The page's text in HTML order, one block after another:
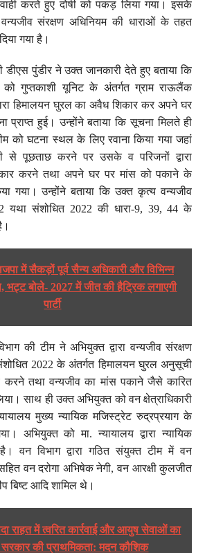
करते हुए दोषी को पकड़ लिया गया। इसके
संरक्षण अधिनियम की धाराओं के तहत
गया है।
डीएस पुंडीर ने उक्त जानकारी देते हुए बताया कि
को गुप्तकाशी यूनिट के अंतर्गत ग्राम राऊलैंक
हिमालयन घुरल का अवैध शिकार कर अपने घर
प्राप्त हुई। उन्होंने बताया कि सूचना मिलते ही
को घटना स्थल के लिए रवाना किया गया जहां
से पूछताछ करने पर उसके व परिजनों द्वारा
करने तथा अपने घर पर मांस को पकाने के
गया। उन्होंने बताया कि उक्त कृत्य वन्यजीव
यथा संशोधित 2022 की धारा-9, 39, 44 के
में सैकड़ों पूर्व सैन्य अधिकारी और विभिन्न
भट्ट बोले- 2027 में जीत की हैट्रिक लगाएगी
पार्टी
की टीम ने अभियुक्त द्वारा वन्यजीव संरक्षण
2022 के अंतर्गत हिमालयन घुरल अनुसूची
तथा वन्यजीव का मांस पकाने जैसे कारित
साथ ही उक्त अभियुक्त को वन क्षेत्राधिकारी
मुख्य न्यायिक मजिस्ट्रेट रुद्रप्रयाग के
अभियुक्त को मा. न्यायालय द्वारा न्यायिक
वन विभाग द्वारा गठित संयुक्त टीम में वन
सहित वन दरोगा अभिषेक नेगी, वन आरक्षी कुलजीत
बिष्ट आदि शामिल थे।
राहत में त्वरित कार्रवाई और आयुष सेवाओं का
की प्राथमिकता: मदन कौशिक